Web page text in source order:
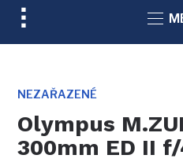
TOGGLE
SIDEBAR
NAVIGATION
NEZAŘAZENÉ
Olympus
300mm ED II